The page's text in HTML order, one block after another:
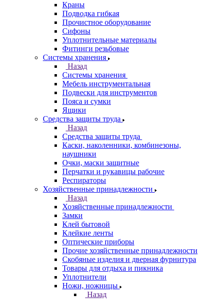
Краны
Подводка гибкая
Прочистное оборудование
Сифоны
Уплотнительные материалы
Фитинги резьбовые
Системы хранения
Назад
Системы хранения
Мебель инструментальная
Подвески для инструментов
Пояса и сумки
Ящики
Средства защиты труда
Назад
Средства защиты труда
Каски, наколенники, комбинезоны,
наушники
Очки, маски защитные
Перчатки и рукавицы рабочие
Респираторы
Хозяйственные принадлежности
Назад
Хозяйственные принадлежности
Замки
Клей бытовой
Клейкие ленты
Оптические приборы
Прочие хозяйственные принадлежности
Скобяные изделия и дверная фурнитура
Товары для отдыха и пикника
Уплотнители
Ножи, ножницы
Назад